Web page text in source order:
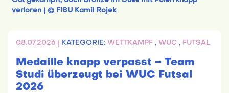
verloren | © FISU Kamil Rojek
08.07.2026 | KATEGORIE: WETTKAMPF , WUC , FUTSAL
Medaille knapp verpasst – Team
Studi überzeugt bei WUC Futsal
2026